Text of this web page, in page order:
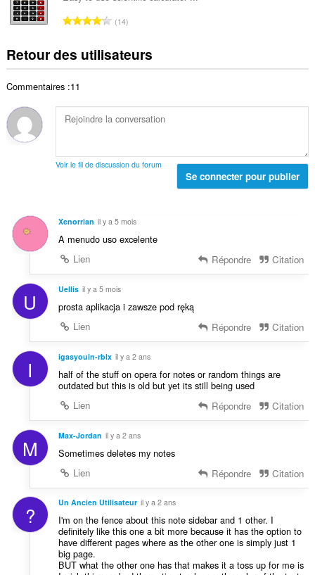
o
e
s
a
e
n
e
e
o
t
d
e
t
N
m
b
t
o
l
o
e
:
14
Retour des utilisateurs
Commentaires :11
Voir le fil de discussion du forum
Se connecter pour publier
Xenorrian il y a 5 mois
A menudo uso excelente
Lien
Répondre Citation
U Uellis il y a 5 mois
prosta aplikacja i zawsze pod ręką
Lien
Répondre Citation
I igasyouin-rblx il y a 2 ans
half of the stuff on opera for notes or random things are
outdated but this is old but yet its still being used
Lien
Répondre Citation
M Max-Jordan il y a 2 ans
Sometimes deletes my notes
Lien
Répondre Citation
? Un Ancien Utilisateur il y a 2 ans
I'm on the fence about this note sidebar and 1 other. I
definitely like this one a bit more because it has the option to
have different pages where as the other one is simply just 1
big page.
BUT what the other one has that makes it a toss up for me is